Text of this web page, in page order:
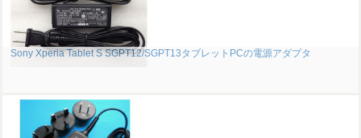
Sony Xperia Tablet S SGPT12/SGPT13タブレットPCの電源アダプタ